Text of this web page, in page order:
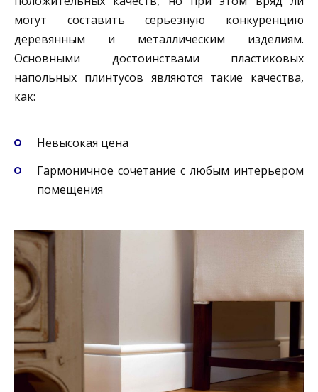
могут составить серьезную конкуренцию
деревянным и металлическим изделиям.
Основными достоинствами пластиковых
напольных плинтусов являются такие качества,
как:
Невысокая цена
Гармоничное сочетание с любым интерьером
помещения